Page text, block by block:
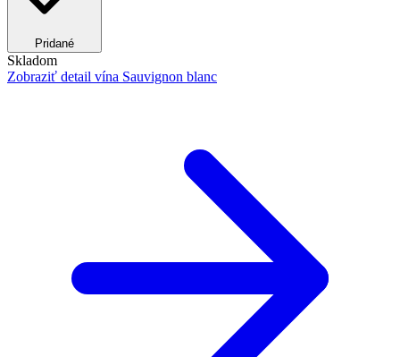
Pridané
Skladom
Zobraziť detail vína Sauvignon blanc